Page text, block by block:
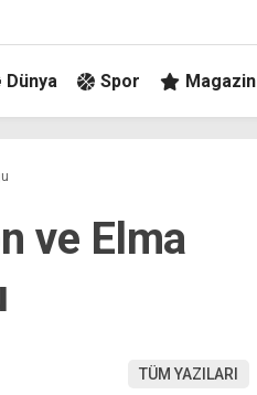
Dünya Spor Magazin
ve Elma
TÜM YAZILARI